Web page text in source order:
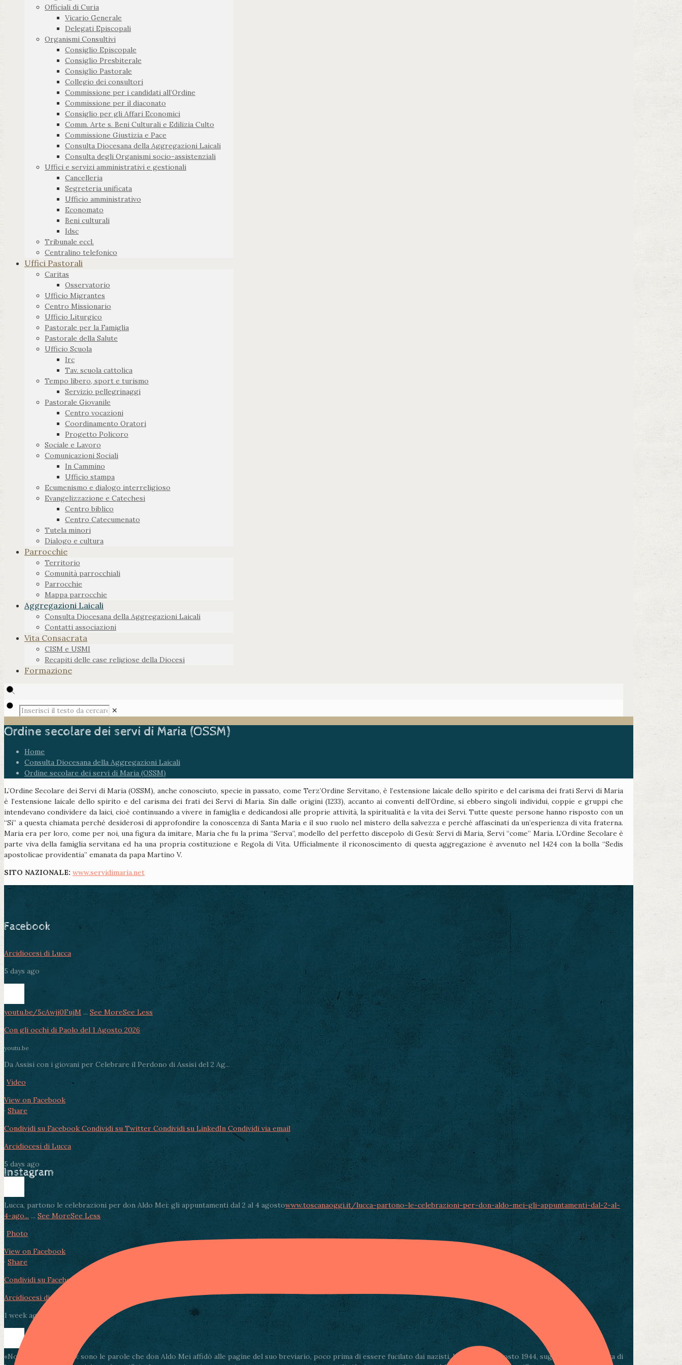
Officiali di Curia
Vicario Generale
Delegati Episcopali
Organismi Consultivi
Consiglio Episcopale
Consiglio Presbiterale
Consiglio Pastorale
Collegio dei consultori
Commissione per i candidati all’Ordine
Commissione per il diaconato
Consiglio per gli Affari Economici
Comm. Arte s. Beni Culturali e Edilizia Culto
Commissione Giustizia e Pace
Consulta Diocesana della Aggregazioni Laicali
Consulta degli Organismi socio-assistenziali
Uffici e servizi amministrativi e gestionali
Cancelleria
Segreteria unificata
Ufficio amministrativo
Economato
Beni culturali
Idsc
Tribunale eccl.
Centralino telefonico
Uffici Pastorali
Caritas
Osservatorio
Ufficio Migrantes
Centro Missionario
Ufficio Liturgico
Pastorale per la Famiglia
Pastorale della Salute
Ufficio Scuola
Irc
Tav. scuola cattolica
Tempo libero, sport e turismo
Servizio pellegrinaggi
Pastorale Giovanile
Centro vocazioni
Coordinamento Oratori
Progetto Policoro
Sociale e Lavoro
Comunicazioni Sociali
In Cammino
Ufficio stampa
Ecumenismo e dialogo interreligioso
Evangelizzazione e Catechesi
Centro biblico
Centro Catecumenato
Tutela minori
Dialogo e cultura
Parrocchie
Territorio
Comunità parrocchiali
Parrocchie
Mappa parrocchie
Aggregazioni Laicali
Consulta Diocesana della Aggregazioni Laicali
Contatti associazioni
Vita Consacrata
CISM e USMI
Recapiti delle case religiose della Diocesi
Formazione
✕
Ordine secolare dei servi di Maria (OSSM)
Home
Consulta Diocesana della Aggregazioni Laicali
Ordine secolare dei servi di Maria (OSSM)
L’Ordine Secolare dei Servi di Maria (OSSM), anche conosciuto, specie in passato, come Terz’Ordine Servitano, è l’estensione laicale dello spirito e del carisma dei frati Servi di Maria
è l’estensione laicale dello spirito e del carisma dei frati dei Servi di Maria. Sin dalle origini (1233), accanto ai conventi dell’Ordine, si ebbero singoli individui, coppie e gruppi che
intendevano condividere da laici, cioè continuando a vivere in famiglia e dedicandosi alle proprie attività, la spiritualità e la vita dei Servi. Tutte queste persone hanno risposto con un
“Sì” a questa chiamata perché desiderosi di approfondire la conoscenza di Santa Maria e il suo ruolo nel mistero della salvezza e perché affascinati da un’esperienza di vita fraterna.
Maria era per loro, come per noi, una figura da imitare, Maria che fu la prima “Serva”, modello del perfetto discepolo di Gesù: Servi di Maria, Servi “come” Maria. L’Ordine Secolare è
parte viva della famiglia servitana ed ha una propria costituzione e Regola di Vita. Ufficialmente il riconoscimento di questa aggregazione è avvenuto nel 1424 con la bolla “Sedis
apostolicae providentia” emanata da papa Martino V.
SITO NAZIONALE: www.servidimaria.net
Facebook
Arcidiocesi di Lucca
5 days ago
youtu.be/5cAwjj0FujM ... See MoreSee Less
Con gli occhi di Paolo del 1 Agosto 2026
youtu.be
Da Assisi con i giovani per Celebrare il Perdono di Assisi del 2 Ag...
Video
View on Facebook
· Share
Condividi su Facebook Condividi su Twitter Condividi su LinkedIn Condividi via email
Arcidiocesi di Lucca
5 days ago
Lucca, partono le celebrazioni per don Aldo Mei: gli appuntamenti dal 2 al 4 agostowww.toscanaoggi.it/lucca-partono-le-celebrazioni-per-don-aldo-mei-gli-appuntamenti-dal-2-al-
4-ago... ... See MoreSee Less
Photo
View on Facebook
· Share
Condividi su Facebook
Arcidiocesi di Lucca
1 week ago
«Non muore l’amore»: sono le parole che don Aldo Mei affidò alle pagine del suo breviario, poco prima di essere fucilato dai nazisti, la sera del 4 agosto 1944, sugli spalti delle Mura di
Instagram